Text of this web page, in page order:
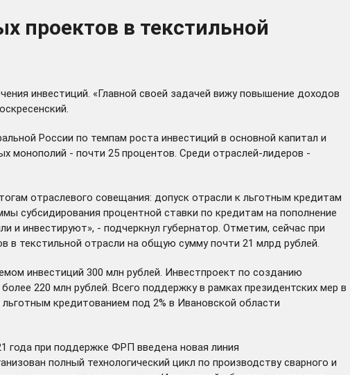
проектов в текстильной
инвестиций. «Главной своей задачей вижу повышение доходов
России по темпам роста инвестиций в основной капитал и
монополий - почти 25 процентов. Среди отраслей-лидеров -
отраслевого совещания: допуск отрасли к льготным кредитам
субсидирования процентной ставки по кредитам на пополнение
и инвестируют», - подчеркнул губернатор. Отметим, сейчас при
в текстильной отрасли на общую сумму почти 21 млрд рублей.
инвестиций 300 млн рублей. Инвестпроект по созданию
220 млн рублей. Всего поддержку в рамках президентских мер в
кредитованием под 2% в Ивановской области
года при поддержке ФРП введена новая линия
полный технологический цикл по производству сварного и